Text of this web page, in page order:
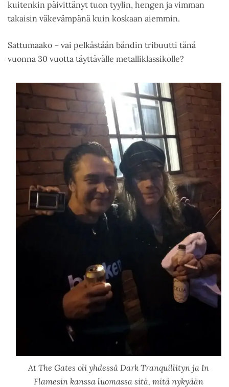
kuitenkin päivittänyt tuon tyylin, hengen ja vimman
takaisin väkevämpänä kuin koskaan aiemmin.
Sattumaako – vai pelkästään bändin tribuutti tänä
vuonna 30 vuotta täyttävälle metalliklassikolle?
At The Gates oli yhdessä Dark Tranquillityn ja In
Flamesin kanssa luomassa sitä, mitä nykyään